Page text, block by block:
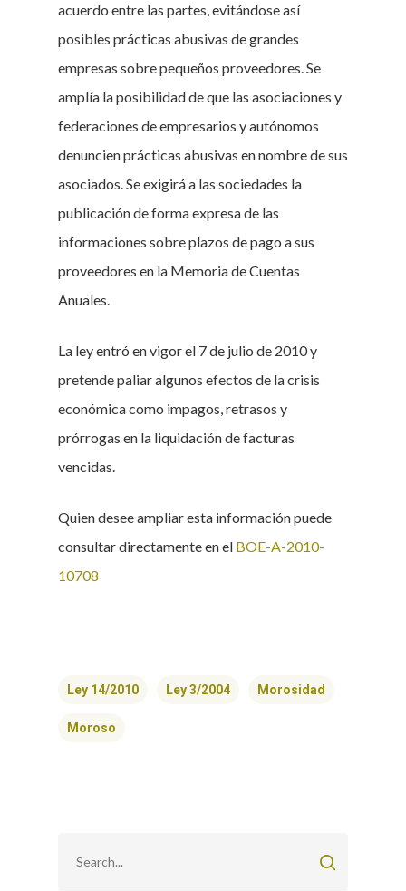
acuerdo entre las partes, evitándose así
posibles prácticas abusivas de grandes
empresas sobre pequeños proveedores. Se
amplía la posibilidad de que las asociaciones y
federaciones de empresarios y autónomos
denuncien prácticas abusivas en nombre de sus
asociados. Se exigirá a las sociedades la
publicación de forma expresa de las
informaciones sobre plazos de pago a sus
proveedores en la Memoria de Cuentas
Anuales.
La ley entró en vigor el 7 de julio de 2010 y
pretende paliar algunos efectos de la crisis
económica como impagos, retrasos y
prórrogas en la liquidación de facturas
vencidas.
Quien desee ampliar esta información puede
consultar directamente en el BOE-A-2010-
10708
Ley 14/2010 Ley 3/2004 Morosidad
Moroso